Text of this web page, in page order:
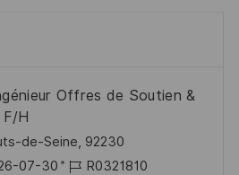
Offres de Soutien &
H
de-Seine, 92230
07-30
J
R0321810